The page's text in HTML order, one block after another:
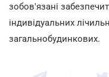
зобов'язані
індивідуальних
загальнобудинкових.